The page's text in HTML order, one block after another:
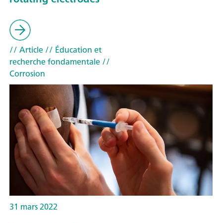
// Article// Éducation et
recherche fondamentale//
Corrosion
31 mars 2022